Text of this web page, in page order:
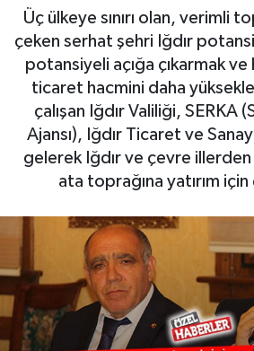
Üç ülkeye sınırı olan, verimli
çeken serhat şehri Iğdır
potansiyeli açığa çıkarmak ve
ticaret hacmini daha
çalışan Iğdır Valiliği, SERKA
Ajansı), Iğdır Ticaret ve
gelerek Iğdır ve çevre illerden
ata toprağına yatırım için